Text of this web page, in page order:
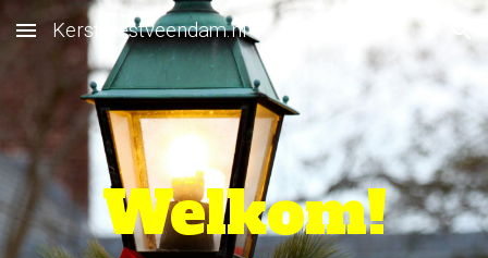
Skip to main content Skip to navigation
Kerstfeestveendam.nl
Welkom!